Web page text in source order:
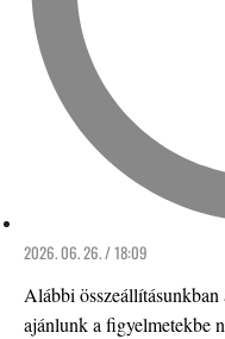
2026. 06. 26. / 18:09
Alábbi
ajánlunk a figyelmetekbe